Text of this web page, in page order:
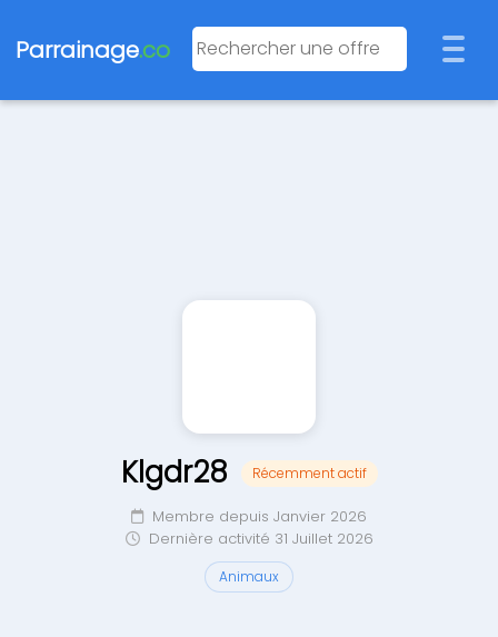
Parrainage.co
Klgdr28 Récemment actif
Membre depuis Janvier 2026
Dernière activité 31 Juillet 2026
Animaux